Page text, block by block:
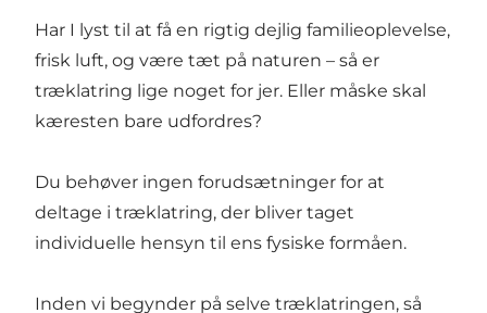
Har I lyst til at få en rigtig dejlig familieoplevelse,
frisk luft, og være tæt på naturen – så er
træklatring lige noget for jer. Eller måske skal
kæresten bare udfordres?
Du behøver ingen forudsætninger for at
deltage i træklatring, der bliver taget
individuelle hensyn til ens fysiske formåen.
Inden vi begynder på selve træklatringen, så